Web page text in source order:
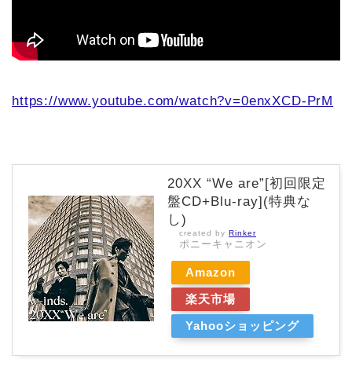
https://www.youtube.com/watch?v=0enxXCD-PrM
20XX “We are”[初回限定
盤CD+Blu-ray](特典な
し)
created by Rinker
ポニーキャニオン
Amazon
楽天市場
Yahooショッピング